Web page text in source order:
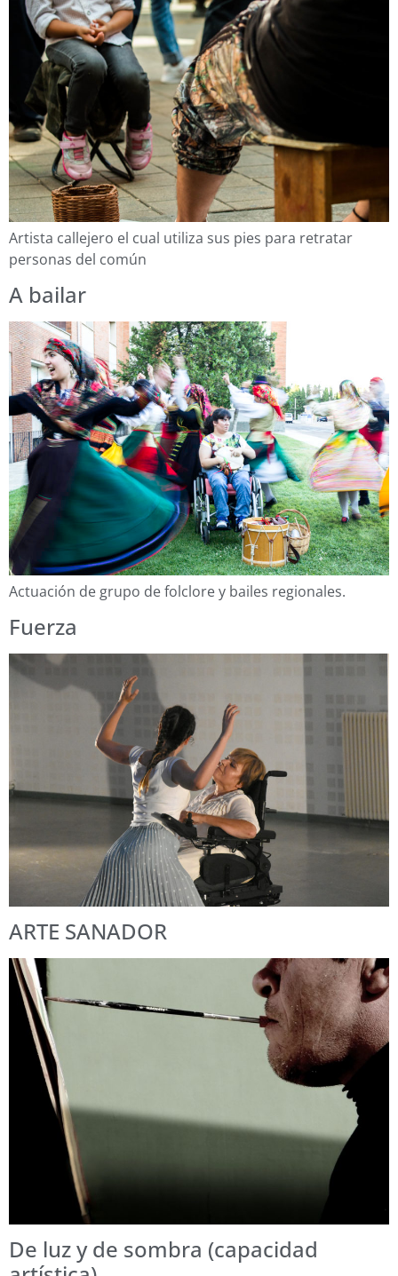
Artista callejero el cual utiliza sus pies para retratar
personas del común
A bailar
Actuación de grupo de folclore y bailes regionales.
Fuerza
ARTE SANADOR
De luz y de sombra (capacidad